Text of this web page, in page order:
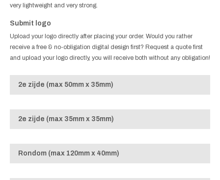
very lightweight and very strong.
Submit logo
Upload your logo directly after placing your order. Would you rather
receive a free & no-obligation digital design first? Request a quote first
and upload your logo directly, you will receive both without any obligation!
2e zijde (max 50mm x 35mm)
2e zijde (max 35mm x 35mm)
Rondom (max 120mm x 40mm)